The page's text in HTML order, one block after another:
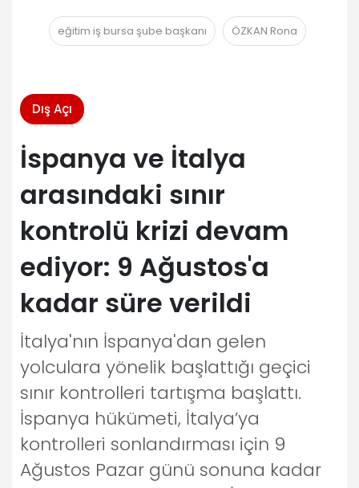
eğitim iş bursa şube başkanı ÖZKAN Rona
Dış Açı
İspanya ve İtalya
arasındaki sınır
kontrolü krizi devam
ediyor: 9 Ağustos'a
kadar süre verildi
İtalya'nın İspanya'dan gelen
yolculara yönelik başlattığı geçici
sınır kontrolleri tartışma başlattı.
İspanya hükümeti, İtalya’ya
kontrolleri sonlandırması için 9
Ağustos Pazar günü sonuna kadar